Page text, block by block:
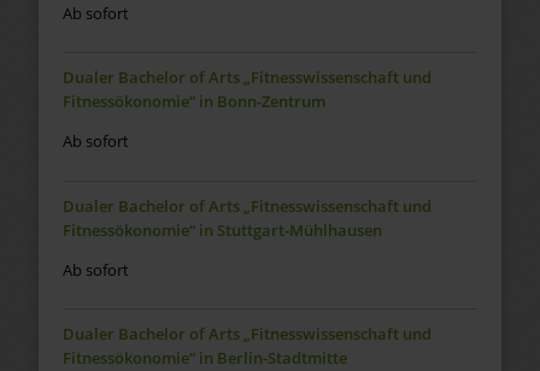
Ab sofort
Dualer Bachelor of Arts „Fitnesswissenschaft und
Fitnessökonomie“ in Bonn-Zentrum
Ab sofort
Dualer Bachelor of Arts „Fitnesswissenschaft und
Fitnessökonomie“ in Stuttgart-Mühlhausen
Ab sofort
Dualer Bachelor of Arts „Fitnesswissenschaft und
Fitnessökonomie“ in Berlin-Stadtmitte